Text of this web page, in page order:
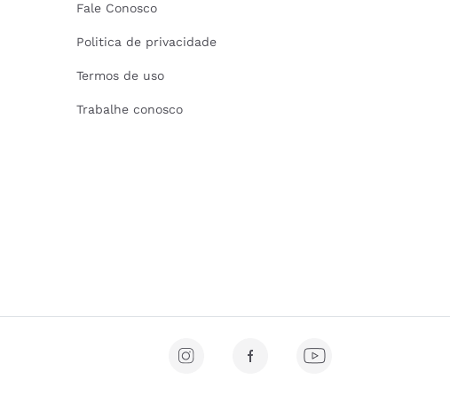
Fale Conosco
Politica de privacidade
Termos de uso
Trabalhe conosco